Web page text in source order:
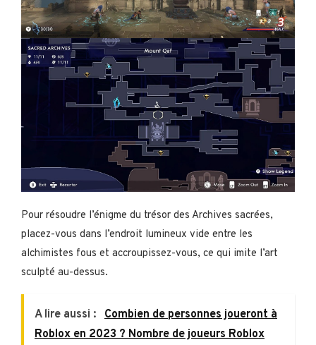
Pour résoudre l’énigme du trésor des Archives sacrées,
placez-vous dans l’endroit lumineux vide entre les
alchimistes fous et accroupissez-vous, ce qui imite l’art
sculpté au-dessus.
A lire aussi : Combien de personnes joueront à
Roblox en 2023 ? Nombre de joueurs Roblox